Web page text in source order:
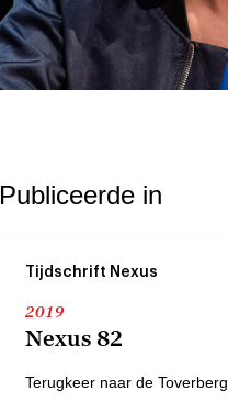
Publiceerde in
Tijdschrift Nexus
2019
Nexus 82
Terugkeer naar de Toverberg